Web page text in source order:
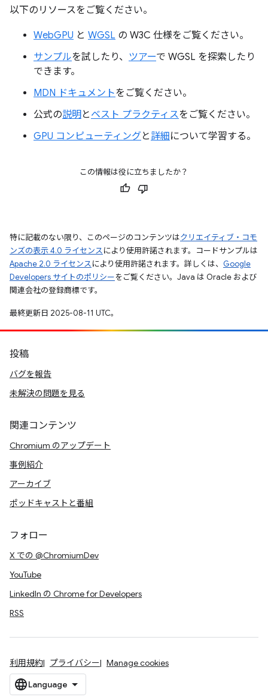
以下のリソースをご覧ください。
WebGPU と WGSL の W3C 仕様をご覧ください。
サンプルを試したり、 ツアーで WGSL を探索したり
できます。
MDN ドキュメントをご覧ください。
公式の説明と ベスト プラクティスをご覧ください。
GPU コンピューティングと 詳細 について学習する。
この情報は役に立ちましたか？
特に記載のない限り、このページのコンテンツはクリエイティブ・コモ
ンズの表示 4.0 ライセンスにより使用許諾されます。コードサンプルは
Apache 2.0 ライセンスにより使用許諾されます。詳しくは、 Google
Developers サイトのポリシーをご覧ください。Java は Oracle および
関連会社の登録商標です。
最終更新日 2025-08-11 UTC。
投稿
バグを報告
未解決の問題を見る
関連コンテンツ
Chromium のアップデート
事例紹介
アーカイブ
ポッドキャストと番組
フォロー
X での @ChromiumDev
YouTube
LinkedIn の Chrome for Developers
RSS
利用規約 プライバシー Manage cookies